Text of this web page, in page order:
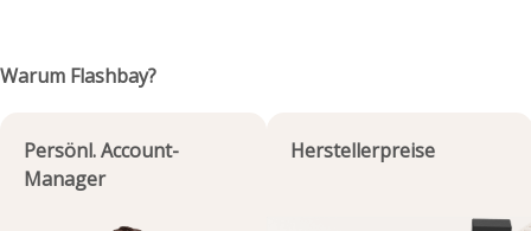
Warum Flashbay?
Persönl. Account-
Manager
Herstellerpreise